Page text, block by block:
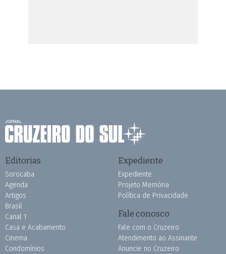
Editorias
Sorocaba
Agenda
Artigos
Brasil
Canal 1
Casa e Acabamento
Cinema
Condomínios
Expediente
Expediente
Projeto Memória
Política de Privacidade
Fale conosco
Fale com o Cruzeiro
Atendimento ao Assinante
Anuncie no Cruzeiro